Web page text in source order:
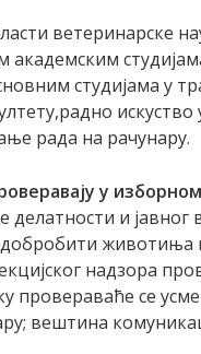
ветеринарске
академским
студијама у
искуство
рада на рачунару.
у
и јавног
животиња
надзора
провераваће се
вештина